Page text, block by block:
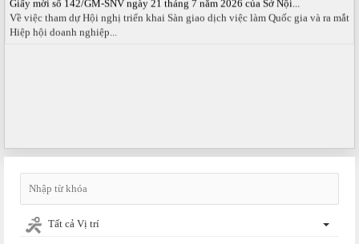
Về việc tham dự Hội nghị triển khai Sàn giao dịch việc làm Quốc gia và ra mắt
Hiệp hội doanh nghiệp...
Tất cả Vị trí